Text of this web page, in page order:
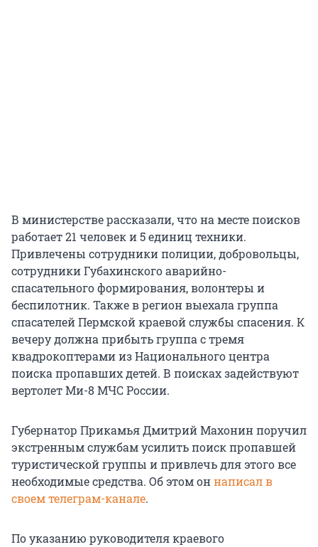
В министерстве рассказали, что на месте поисков
работает 21 человек и 5 единиц техники.
Привлечены сотрудники полиции, добровольцы,
сотрудники Губахинского аварийно-
спасательного формирования, волонтеры и
беспилотник. Также в регион выехала группа
спасателей Пермской краевой службы спасения. К
вечеру должна прибыть группа с тремя
квадрокоптерами из Национального центра
поиска пропавших детей. В поисках задействуют
вертолет Ми-8 МЧС России.
Губернатор Прикамья Дмитрий Махонин поручил
экстренным службам усилить поиск пропавшей
туристической группы и привлечь для этого все
необходимые средства. Об этом оннаписал в
своем телеграм-канале.
По указанию руководителя краевого